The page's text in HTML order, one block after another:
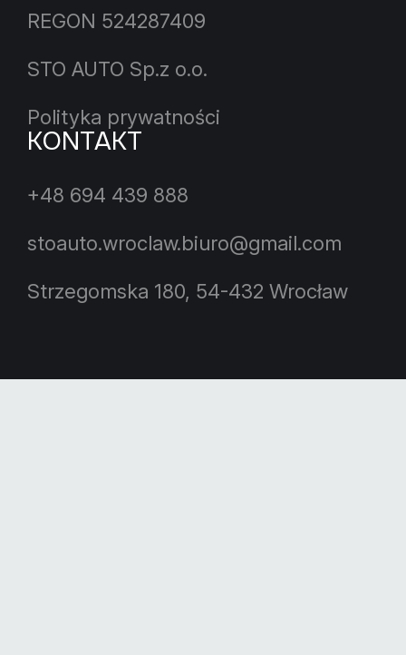
REGON 524287409
STO AUTO Sp.z o.o.
Polityka prywatności
KONTAKT
+48 694 439 888
stoauto.wroclaw.biuro@gmail.com
Strzegomska 180, 54-432 Wrocław